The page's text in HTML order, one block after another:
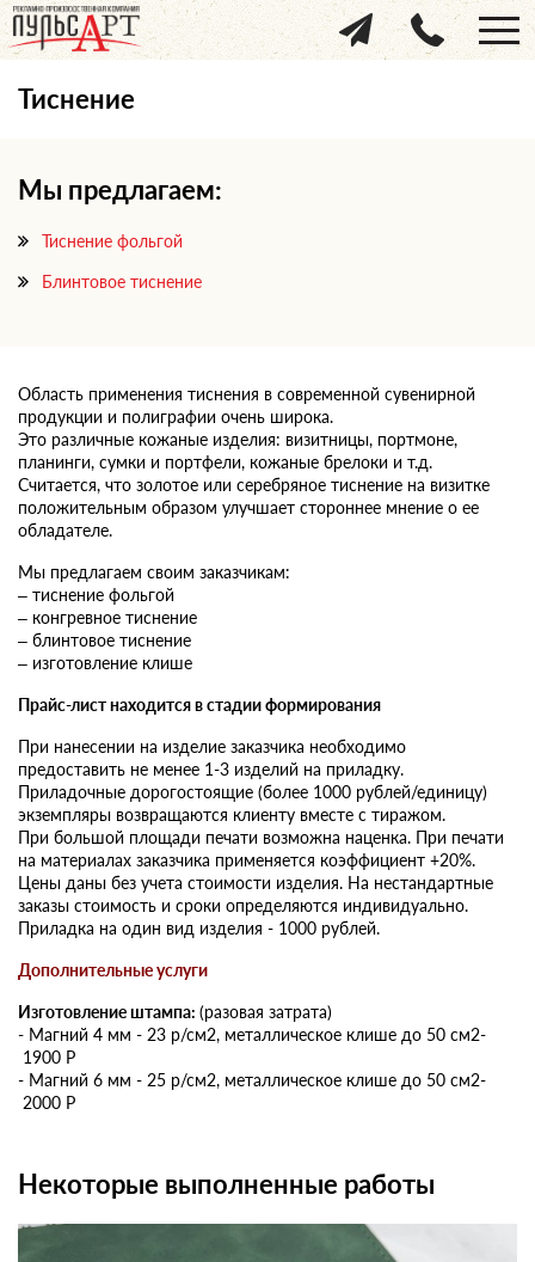
Тиснение
Мы предлагаем:
Тиснение фольгой
Блинтовое тиснение
Область применения тиснения в современной сувенирной
продукции и полиграфии очень широка.
Это различные кожаные изделия: визитницы, портмоне,
планинги, сумки и портфели, кожаные брелоки и т.д.
Считается, что золотое или серебряное тиснение на визитке
положительным образом улучшает стороннее мнение о ее
обладателе.
Мы предлагаем своим заказчикам:
– тиснение фольгой
– конгревное тиснение
– блинтовое тиснение
– изготовление клише
Прайс-лист находится в стадии формирования
При нанесении на изделие заказчика необходимо
предоставить не менее 1-3 изделий на приладку.
Приладочные дорогостоящие (более 1000 рублей/единицу)
экземпляры возвращаются клиенту вместе с тиражом.
При большой площади печати возможна наценка. При печати
на материалах заказчика применяется коэффициент +20%.
Цены даны без учета стоимости изделия. На нестандартные
заказы стоимость и сроки определяются индивидуально.
Приладка на один вид изделия - 1000 рублей.
Дополнительные услуги
Изготовление штампа: (разовая затрата)
- Магний 4 мм - 23 р/см2, металлическое клише до 50 см2-
1900 Р
- Магний 6 мм - 25 р/см2, металлическое клише до 50 см2-
2000 Р
Некоторые выполненные работы